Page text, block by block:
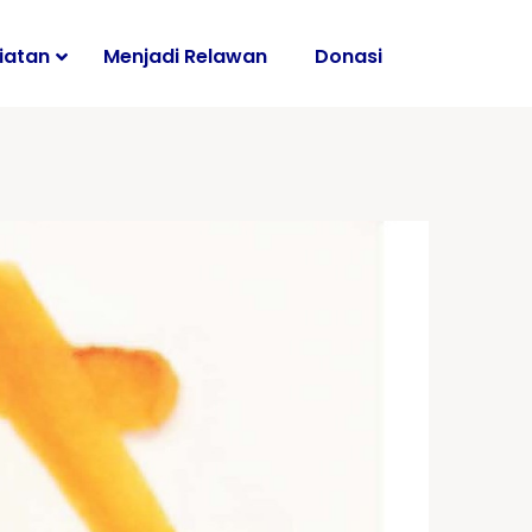
Menjadi Relawan Donasi